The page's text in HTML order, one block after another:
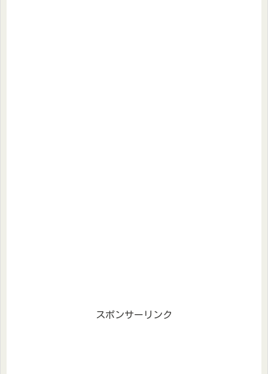
スポンサーリンク